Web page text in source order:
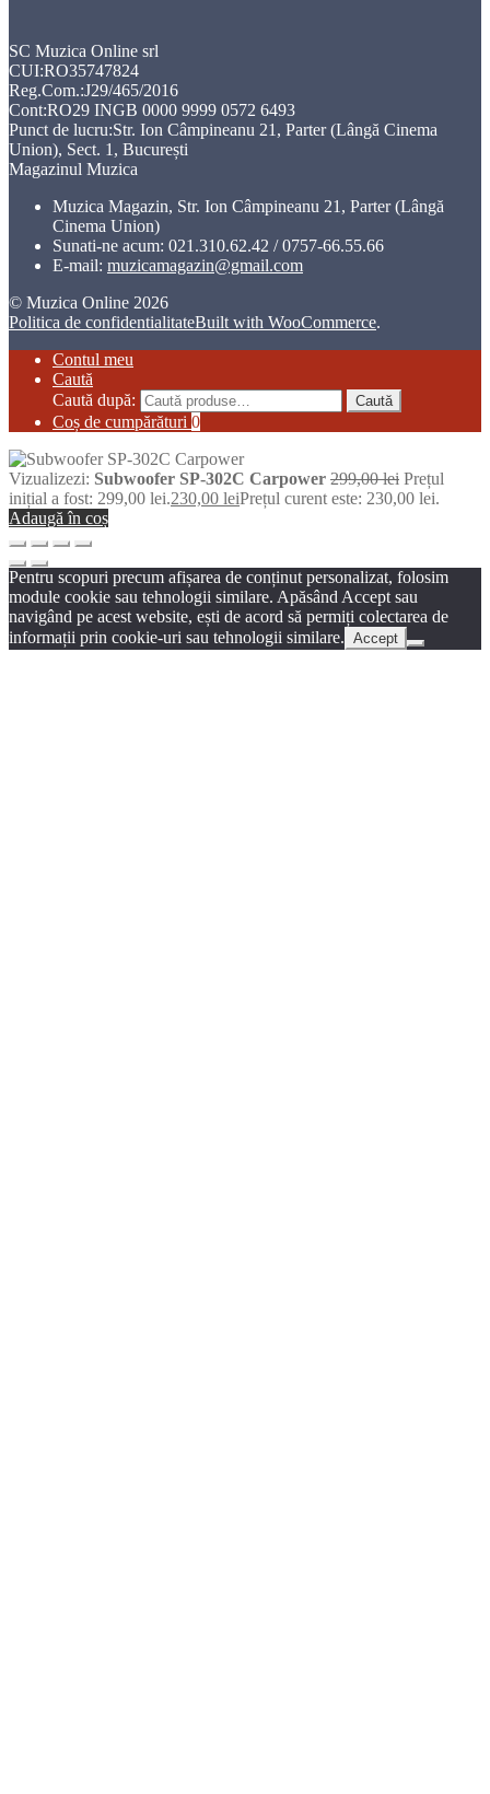
SC Muzica Online srl
CUI:RO35747824
Reg.Com.:J29/465/2016
Cont:RO29 INGB 0000 9999 0572 6493
Punct de lucru:Str. Ion Câmpineanu 21, Parter (Lângă Cinema
Union), Sect. 1, București
Magazinul Muzica
Muzica Magazin, Str. Ion Câmpineanu 21, Parter (Lângă
Cinema Union)
Sunati-ne acum: 021.310.62.42 / 0757-66.55.66
E-mail: muzicamagazin@gmail.com
© Muzica Online 2026
Politica de confidentialitateBuilt with WooCommerce.
Contul meu
Caută
Caută după:
Caută
Coș de cumpărături 0
Vizualizezi: Subwoofer SP-302C Carpower 299,00lei Prețul
inițial a fost: 299,00 lei.230,00 leiPrețul curent este: 230,00 lei.
Adaugă în coș
Pentru scopuri precum afișarea de conținut personalizat, folosim
module cookie sau tehnologii similare. Apăsând Accept sau
navigând pe acest website, ești de acord să permiți colectarea de
informații prin cookie-uri sau tehnologii similare. Accept